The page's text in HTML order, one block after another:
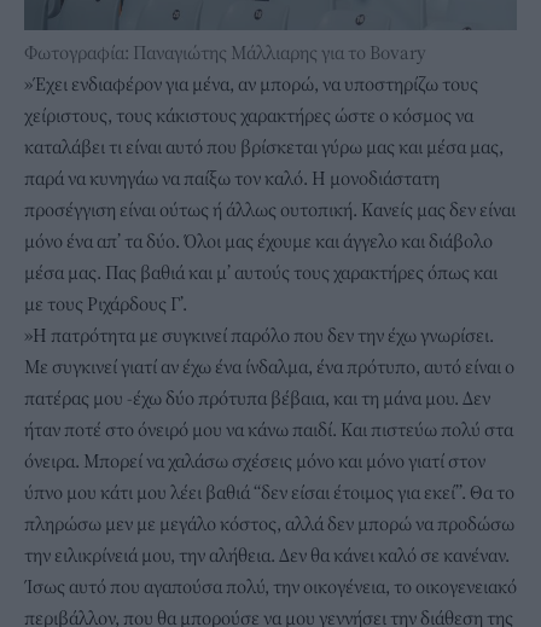
Φωτογραφία: Παναγιώτης Μάλλιαρης για το Bovary
»Έχει ενδιαφέρον για μένα, αν μπορώ, να υποστηρίζω τους
χείριστους, τους κάκιστους χαρακτήρες ώστε ο κόσμος να
καταλάβει τι είναι αυτό που βρίσκεται γύρω μας και μέσα μας,
παρά να κυνηγάω να παίξω τον καλό. Η μονοδιάστατη
προσέγγιση είναι ούτως ή άλλως ουτοπική. Κανείς μας δεν είναι
μόνο ένα απ’ τα δύο. Όλοι μας έχουμε και άγγελο και διάβολο
μέσα μας. Πας βαθιά και μ’ αυτούς τους χαρακτήρες όπως και
με τους Ριχάρδους Γ’.
»Η πατρότητα με συγκινεί παρόλο που δεν την έχω γνωρίσει.
Με συγκινεί γιατί αν έχω ένα ίνδαλμα, ένα πρότυπο, αυτό είναι ο
πατέρας μου -έχω δύο πρότυπα βέβαια, και τη μάνα μου. Δεν
ήταν ποτέ στο όνειρό μου να κάνω παιδί. Και πιστεύω πολύ στα
όνειρα. Μπορεί να χαλάσω σχέσεις μόνο και μόνο γιατί στον
ύπνο μου κάτι μου λέει βαθιά “δεν είσαι έτοιμος για εκεί”. Θα το
πληρώσω μεν με μεγάλο κόστος, αλλά δεν μπορώ να προδώσω
την ειλικρίνειά μου, την αλήθεια. Δεν θα κάνει καλό σε κανέναν.
Ίσως αυτό που αγαπούσα πολύ, την οικογένεια, το οικογενειακό
περιβάλλον, που θα μπορούσε να μου γεννήσει την διάθεση της